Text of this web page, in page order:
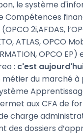
le système
Compétences
2i,AFDAS,
ATLAS, OPCO
OPCO
: c'est
métier du marché
aux CFA de
charge
des dossiers